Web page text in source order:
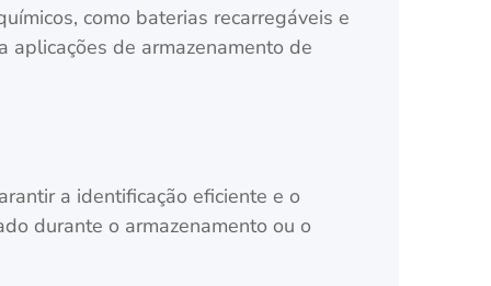
como baterias recarregáveis e
aplicações de armazenamento de
a identificação eficiente e o
durante o armazenamento ou o